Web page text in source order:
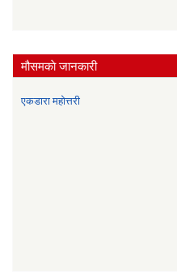
मौसमकाे जानकारी
एकडारा महोत्तरी